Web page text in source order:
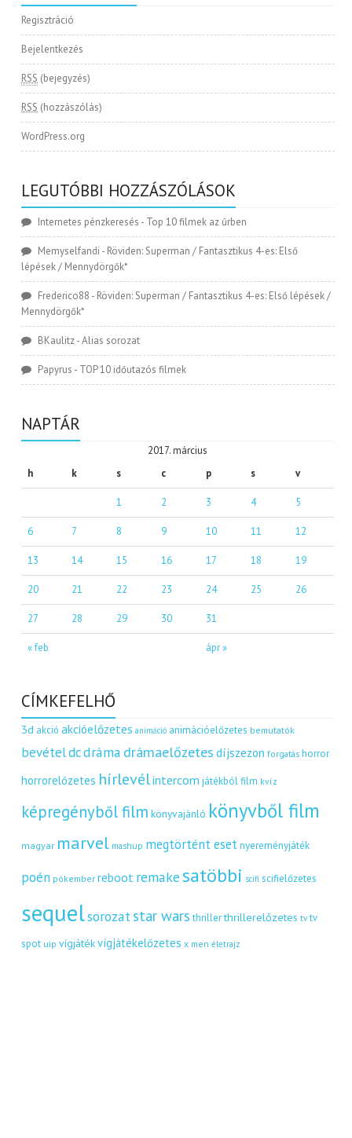
Regisztráció
Bejelentkezés
RSS (bejegyzés)
RSS (hozzászólás)
WordPress.org
LEGUTÓBBI HOZZÁSZÓLÁSOK
Internetes pénzkeresés - Top 10 filmek az űrben
Memyselfandi - Röviden: Superman / Fantasztikus 4-es: Első
lépések / Mennydörgők*
Frederico88 - Röviden: Superman / Fantasztikus 4-es: Első lépések /
Mennydörgők*
BKaulitz-Alias sorozat
Papyrus - TOP 10 időutazós filmek
NAPTÁR
2017. március
h
k s c p s v
« feb ápr »
1 2 3 4 5
6 7 8 9 10 11 12
13 14 15 16 17 18 19
20 21 22 23 24 25 26
27 28 29 30 31
CÍMKEFELHŐ
3d akció akcióelőzetes animáció animációelőzetes bemutatók
bevételdcdráma drámaelőzetes díjszezon forgatás horror
horrorelőzetes hírlevélintercom játékból film kvíz
képregényből film könyvajánló könyvből film
magyar marvel mashup megtörtént eset nyereményjáték
poén pókember reboot remakesatöbbi scifi scifielőzetes
sequelsorozatstar wars thriller thrillerelőzetes tv tv
spot uip vígjátékvígjátékelőzetes x men életrajz